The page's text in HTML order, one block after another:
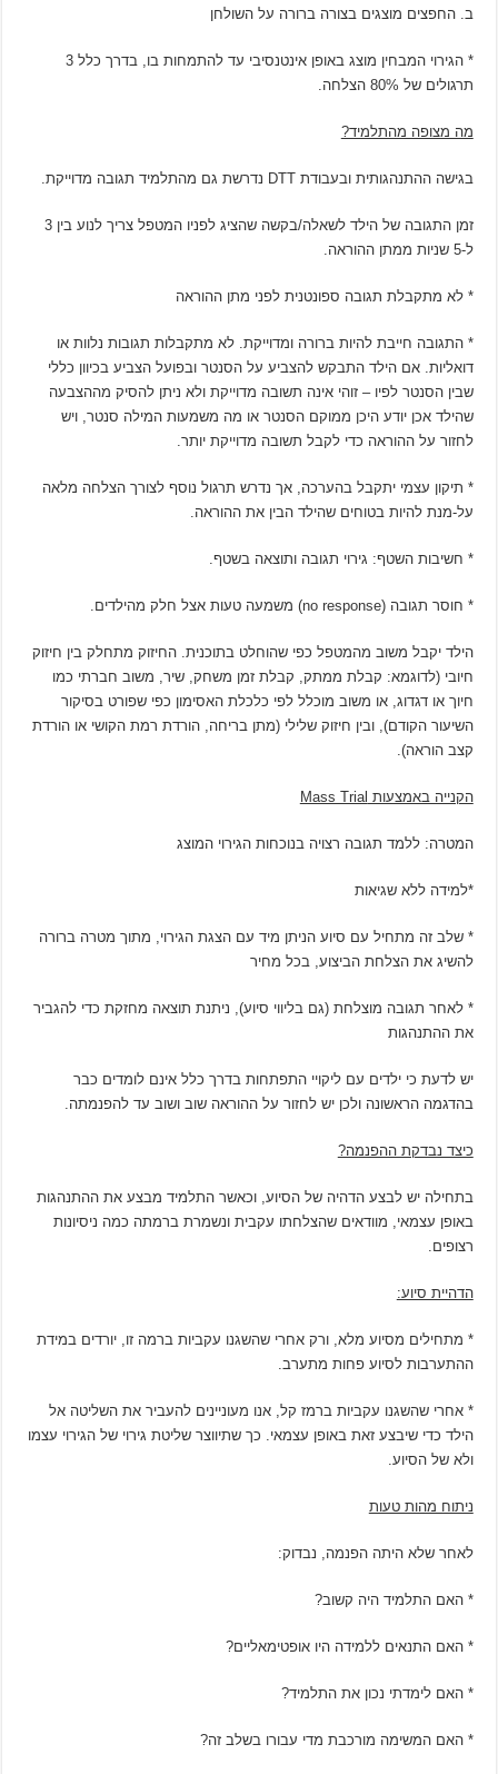
ב. החפצים מוצגים בצורה ברורה על השולחן
* הגירוי המבחין מוצג באופן אינטנסיבי עד להתמחות בו, בדרך כלל 3
תרגולים של 80% הצלחה.
מה מצופה מהתלמיד?
בגישה ההתנהגותית ובעבודת DTT נדרשת גם מהתלמיד תגובה מדוייקת.
זמן התגובה של הילד לשאלה/בקשה שהציג לפניו המטפל צריך לנוע בין 3
ל-5 שניות ממתן ההוראה.
* לא מתקבלת תגובה ספונטנית לפני מתן ההוראה
* התגובה חייבת להיות ברורה ומדוייקת. לא מתקבלות תגובות נלוות או
דואליות. אם הילד התבקש להצביע על הסנטר ובפועל הצביע בכיוון כללי
שבין הסנטר לפיו – זוהי אינה תשובה מדוייקת ולא ניתן להסיק מההצבעה
שהילד אכן יודע היכן ממוקם הסנטר או מה משמעות המילה סנטר, ויש
לחזור על ההוראה כדי לקבל תשובה מדוייקת יותר.
* תיקון עצמי יתקבל בהערכה, אך נדרש תרגול נוסף לצורך הצלחה מלאה
על-מנת להיות בטוחים שהילד הבין את ההוראה.
* חשיבות השטף: גירוי תגובה ותוצאה בשטף.
* חוסר תגובה (no response) משמעה טעות אצל חלק מהילדים.
הילד יקבל משוב מהמטפל כפי שהוחלט בתוכנית. החיזוק מתחלק בין חיזוק
חיובי (לדוגמא: קבלת ממתק, קבלת זמן משחק, שיר, משוב חברתי כמו
חיוך או דגדוג, או משוב מוכלל לפי כלכלת האסימון כפי שפורט בסיקור
השיעור הקודם), ובין חיזוק שלילי (מתן בריחה, הורדת רמת הקושי או הורדת
קצב הוראה).
הקנייה באמצעות Mass Trial
המטרה: ללמד תגובה רצויה בנוכחות הגירוי המוצג
*למידה ללא שגיאות
* שלב זה מתחיל עם סיוע הניתן מיד עם הצגת הגירוי, מתוך מטרה ברורה
להשיג את הצלחת הביצוע, בכל מחיר
* לאחר תגובה מוצלחת (גם בליווי סיוע), ניתנת תוצאה מחזקת כדי להגביר
את ההתנהגות
יש לדעת כי ילדים עם ליקויי התפתחות בדרך כלל אינם לומדים כבר
בהדגמה הראשונה ולכן יש לחזור על ההוראה שוב ושוב עד להפנמתה.
כיצד נבדקת ההפנמה?
בתחילה יש לבצע הדהיה של הסיוע, וכאשר התלמיד מבצע את ההתנהגות
באופן עצמאי, מוודאים שהצלחתו עקבית ונשמרת ברמתה כמה ניסיונות
רצופים.
הדהיית סיוע:
* מתחילים מסיוע מלא, ורק אחרי שהשגנו עקביות ברמה זו, יורדים במידת
ההתערבות לסיוע פחות מתערב.
* אחרי שהשגנו עקביות ברמז קל, אנו מעוניינים להעביר את השליטה אל
הילד כדי שיבצע זאת באופן עצמאי. כך שתיווצר שליטת גירוי של הגירוי עצמו
ולא של הסיוע.
ניתוח מהות טעות
לאחר שלא היתה הפנמה, נבדוק:
* האם התלמיד היה קשוב?
* האם התנאים ללמידה היו אופטימאליים?
* האם לימדתי נכון את התלמיד?
* האם המשימה מורכבת מדי עבורו בשלב זה?